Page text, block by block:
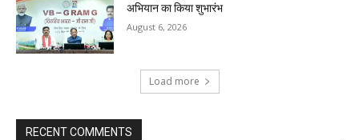
अभियान का किया शुभारंभ
August 6, 2026
Load more
RECENT COMMENTS